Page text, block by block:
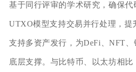
基于同行评审的学术研究，确保
UTXO模型支持交易并行处理，提
支持多资产发行，为DeFi、NFT
底层支撑。与比特币、以太坊相